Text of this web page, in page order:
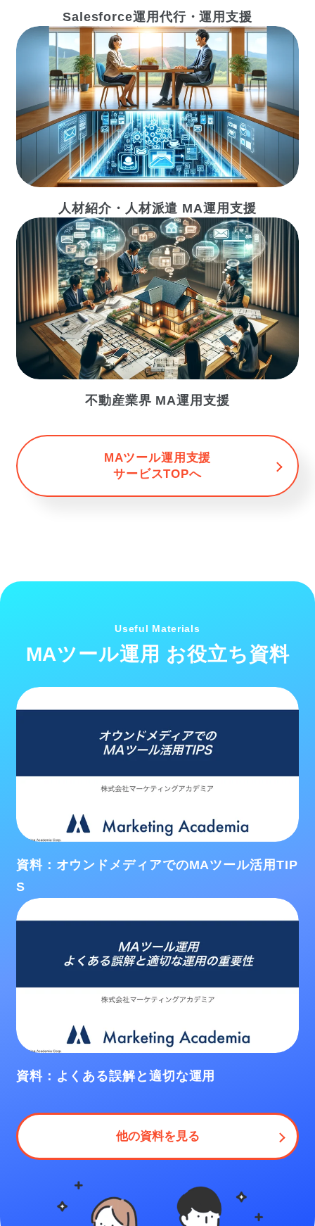
Salesforce運用代行・運用支援
人材紹介・人材派遣 MA運用支援
不動産業界 MA運用支援
MAツール運用支援
サービスTOPへ
Useful Materials
MAツール運用 お役立ち資料
資料：オウンドメディアでのMAツール活用TIP
S
資料：よくある誤解と適切な運用
他の資料を見る